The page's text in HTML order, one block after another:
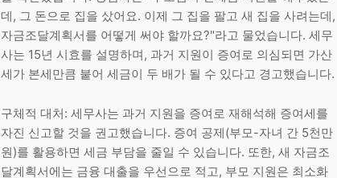
데, 그 돈으로 집을 샀어요. 이제 그 집을 팔고 새 집을 사려는데,
자금조달계획서를 어떻게 써야 할까요?"라고 물었습니다. 세무
사는 15년 시효를 설명하며, 과거 지원이 증여로 의심되면 가산
세가 본세만큼 붙어 세금이 두 배가 될 수 있다고 경고했습니다.
구체적 대처: 세무사는 과거 지원을 증여로 재해석해 증여세를
자진 신고할 것을 권고했습니다. 증여 공제(부모-자녀 간 5천만
원)를 활용하면 세금 부담을 줄일 수 있습니다. 또한, 새 자금조
달계획서에는 금융 대출을 우선으로 적고, 부모 지원은 최소화